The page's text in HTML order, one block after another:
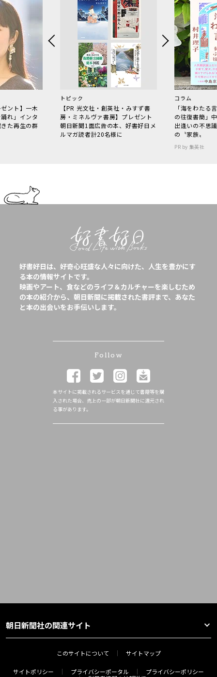
ント】一木
れ」インタ
た再生の群
トピック
【PR 光文社・創英社・みすず書
房・ミネルヴァ書房】プレゼント
朝日新聞1面広告の本、好書好日メ
ルマガ読者計20名様に
コラム
「海をわた
の往復書簡」
出逢いの不思
の〝家族〟
PR by 集英社
好書好日は、好奇心旺盛な人々に向けた、人生を豊かにす
る本の情報サイトです。
映画やアート、食などのライフ＆カルチャーを楽しむため
の本の紹介から、朝日新聞に掲載された書評まで、あなた
と本の出会いをお手伝いします。
Follow
本サイトに掲載されるサービスを通じて書籍等を購
入された場合、売上の一部が朝日新聞社に還元され
る事があります。
朝日新聞社の関連サイト
このサイトについて サイトマップ
サイトポリシー プライバシーポータル
プライバシーポリシー